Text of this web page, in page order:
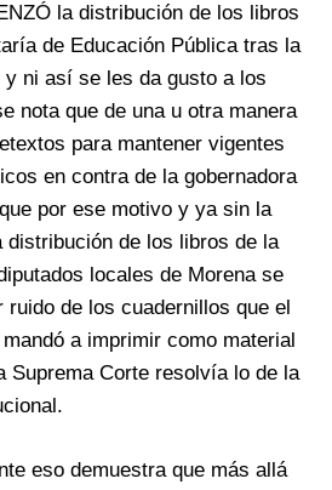
la distribución de los libros
de Educación Pública tras la
ni así se les da gusto a los
nota que de una u otra manera
para mantener vigentes
en contra de la gobernadora
por ese motivo y ya sin la
distribución de los libros de la
locales de Morena se
ruido de los cuadernillos que el
a imprimir como material
Suprema Corte resolvía lo de la
eso demuestra que más allá